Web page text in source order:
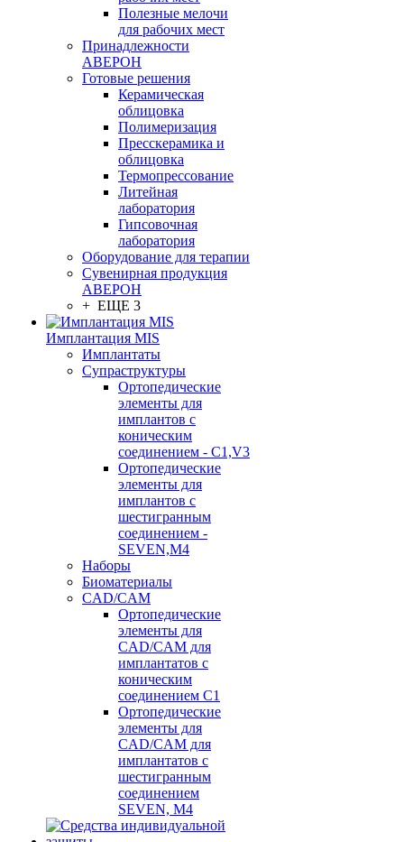
Полезные мелочи
для рабочих мест
Принадлежности
АВЕРОН
Готовые решения
Керамическая
облицовка
Полимеризация
Пресскерамика и
облицовка
Термопрессование
Литейная
лаборатория
Гипсовочная
лаборатория
Оборудование для терапии
Сувенирная продукция
АВЕРОН
+ ЕЩЕ 3
Имплантация MIS
Имплантаты
Супраструктуры
Ортопедические
элементы для
имплантов с
коническим
соединением - C1,V3
Ортопедические
элементы для
имплантов с
шестигранным
соединением -
SEVEN,M4
Наборы
Биоматериалы
CAD/CAM
Ортопедические
элементы для
CAD/CAM для
имплантатов с
коническим
соединением С1
Ортопедические
элементы для
CAD/CAM для
имплантатов с
шестигранным
соединением
SEVEN, М4